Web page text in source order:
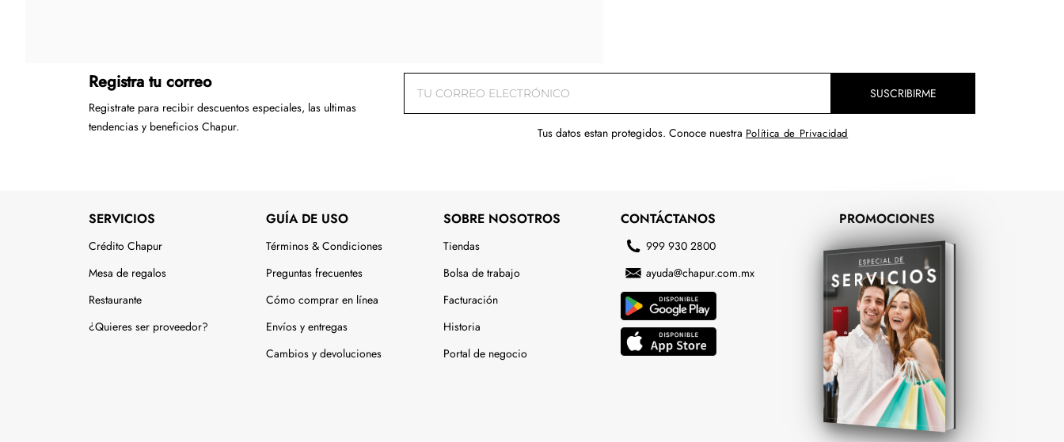
Salud y Bienestar
Registra tu correo
Registrate para recibir descuentos especiales, las ultimas
tendencias y beneficios Chapur.
SUSCRIBIRME
Tus datos estan protegidos. Conoce nuestra Política de Privacidad
SERVICIOS
Crédito Chapur
Mesa de regalos
Restaurante
¿Quieres ser proveedor?
GUÍA DE USO
Términos & Condiciones
Preguntas frecuentes
Cómo comprar en línea
Envíos y entregas
Cambios y devoluciones
SOBRE NOSOTROS
Tiendas
Bolsa de trabajo
Facturación
Historia
Portal de negocio
CONTÁCTANOS
999 930 2800
ayuda@chapur.com.mx
PROMOCIONES